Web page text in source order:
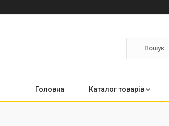
Головна Каталог товарів